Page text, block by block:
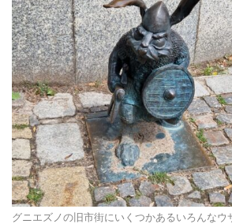
グニエズノの旧市街にいくつかあるいろんなウ